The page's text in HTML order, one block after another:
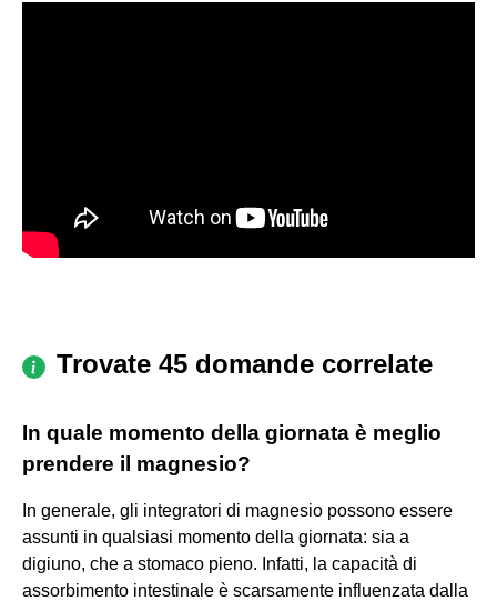
Trovate 45 domande correlate
In quale momento della giornata è meglio
prendere il magnesio?
In generale, gli integratori di magnesio possono essere
assunti in qualsiasi momento della giornata: sia a
digiuno, che a stomaco pieno. Infatti, la capacità di
assorbimento intestinale è scarsamente influenzata dalla